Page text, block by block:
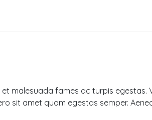
malesuada fames ac turpis
sit amet quam egestas semper.